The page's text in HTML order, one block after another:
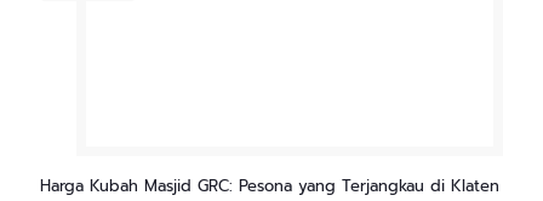
Harga Kubah Masjid GRC: Pesona yang Terjangkau di Klaten